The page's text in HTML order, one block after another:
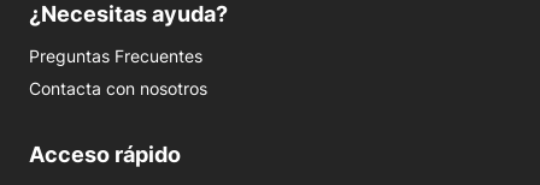
¿Necesitas ayuda?
Preguntas Frecuentes
Contacta con nosotros
Acceso rápido